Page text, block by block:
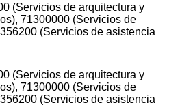
(Servicios de arquitectura y
71300000 (Servicios de
(Servicios de asistencia
(Servicios de arquitectura y
71300000 (Servicios de
(Servicios de asistencia